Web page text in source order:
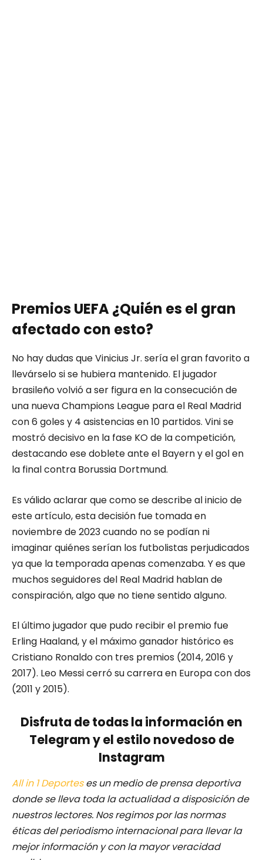
Premios UEFA ¿Quién es el gran
afectado con esto?
No hay dudas que Vinicius Jr. sería el gran favorito a
llevárselo si se hubiera mantenido. El jugador
brasileño volvió a ser figura en la consecución de
una nueva Champions League para el Real Madrid
con 6 goles y 4 asistencias en 10 partidos. Vini se
mostró decisivo en la fase KO de la competición,
destacando ese doblete ante el Bayern y el gol en
la final contra Borussia Dortmund.
Es válido aclarar que como se describe al inicio de
este artículo, esta decisión fue tomada en
noviembre de 2023 cuando no se podían ni
imaginar quiénes serían los futbolistas perjudicados
ya que la temporada apenas comenzaba. Y es que
muchos seguidores del Real Madrid hablan de
conspiración, algo que no tiene sentido alguno.
El último jugador que pudo recibir el premio fue
Erling Haaland, y el máximo ganador histórico es
Cristiano Ronaldo con tres premios (2014, 2016 y
2017). Leo Messi cerró su carrera en Europa con dos
(2011 y 2015).
Disfruta de todas la información en
Telegram y el estilo novedoso de
Instagram
All in 1 Deporteses un medio de prensa deportiva
donde se lleva toda la actualidad a disposición de
nuestros lectores. Nos regimos por las normas
éticas del periodismo internacional para llevar la
mejor información y con la mayor veracidad